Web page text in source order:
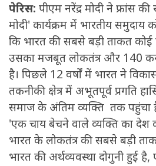
पेरिस: पीएम नरेंद्र मोदी ने फ्रांस
मोदी' कार्यक्रम में भारतीय
कि भारत की सबसे बड़ी ताकत कोई
उसका मजबूत लोकतंत्र और 140
है। पिछले 12 वर्षों में भारत ने
तकनीकी क्षेत्र में अभूतपूर्व प्रगति
समाज के अंतिम व्यक्ति तक पहुंचा
'एक चाय बेचने वाले व्यक्ति का देश
भारत के लोकतंत्र की सबसे बड़ी
भारत की अर्थव्यवस्था दोगुनी हुई है,